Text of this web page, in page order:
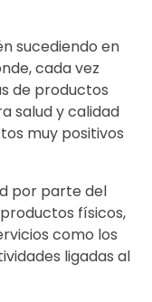
sucediendo en
cada vez
de productos
salud y calidad
muy positivos
por parte del
físicos,
como los
ligadas al